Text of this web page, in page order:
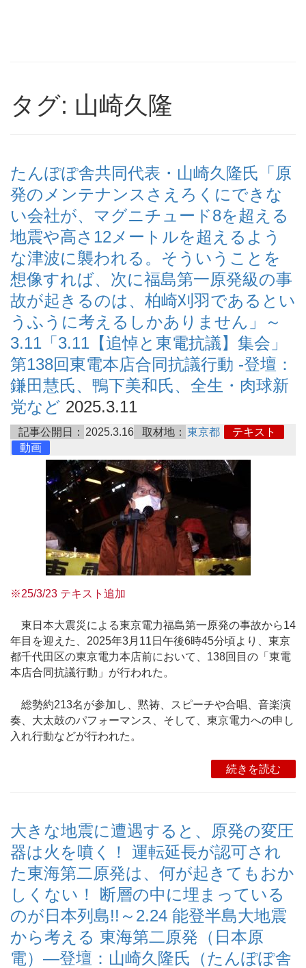
タグ: 山崎久隆
たんぽぽ舎共同代表・山崎久隆氏「原
発のメンテナンスさえろくにできな
い会社が、マグニチュード8を超える
地震や高さ12メートルを超えるよう
な津波に襲われる。そういうことを
想像すれば、次に福島第一原発級の事
故が起きるのは、柏崎刈羽であるとい
うふうに考えるしかありません」～
3.11「3.11【追悼と東電抗議】集会」
第138回東電本店合同抗議行動 -登壇：
鎌田慧氏、鴨下美和氏、全生・肉球新
党など 2025.3.11
記事公開日： 2025.3.16 取材地： 東京都
テキスト
動画
※25/3/23 テキスト追加
東日本大震災による東京電力福島第一原発の事故から14
年目を迎えた、2025年3月11日午後6時45分頃より、東京
都千代田区の東京電力本店前において、138回目の「東電
本店合同抗議行動」が行われた。
総勢約213名が参加し、黙祷、スピーチや合唱、音楽演
奏、大太鼓のパフォーマンス、そして、東京電力への申し
入れ行動などが行われた。
続きを読む
大きな地震に遭遇すると、原発の変圧
器は火を噴く！ 運転延長が認可され
た東海第二原発は、何が起きてもおか
しくない！ 断層の中に埋まっている
のが日本列島!!～2.24 能登半島大地震
から考える 東海第二原発（日本原
電）―登壇：山崎久隆氏（たんぽぽ舎